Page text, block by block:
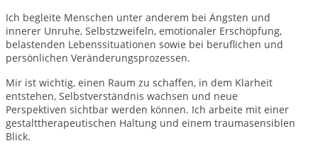
Ich begleite Menschen unter anderem bei Ängsten und
innerer Unruhe, Selbstzweifeln, emotionaler Erschöpfung,
belastenden Lebenssituationen sowie bei beruflichen und
persönlichen Veränderungsprozessen.
Mir ist wichtig, einen Raum zu schaffen, in dem Klarheit
entstehen, Selbstverständnis wachsen und neue
Perspektiven sichtbar werden können. Ich arbeite mit einer
gestalttherapeutischen Haltung und einem traumasensiblen
Blick.